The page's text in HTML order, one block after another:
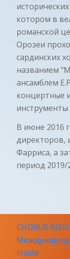
котором в
романской
Орозеи
сардинских
названием
ансамблем
концертные
инструменты
В июне 2016
директоров,
Фарриса, а
период 2019/
CHORUS
Inside